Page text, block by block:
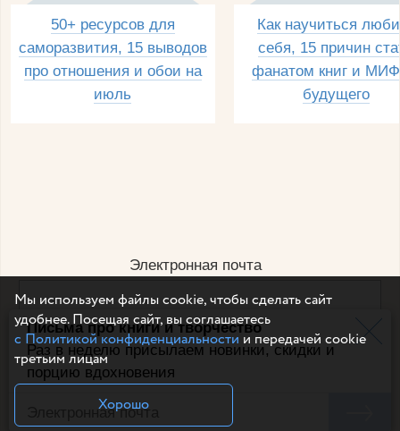
Письма про книги и творчество
Раз в неделю присылаем новинки, скидки и
порцию вдохновения
50+ ресурсов для
саморазвития, 15 выводов
про отношения и обои на
июль
Как научиться
себя, 15 причин
фанатом книг и
будущего
Электронная почта
Например, dulsineya@gmail.com
Без спама и смс
Подписаться
Мы используем файлы cookie, чтобы сделать сайт
удобнее. Посещая сайт, вы соглашаетесь
с Политикой конфиденциальностии передачей cookie
третьим лицам
Хорошо